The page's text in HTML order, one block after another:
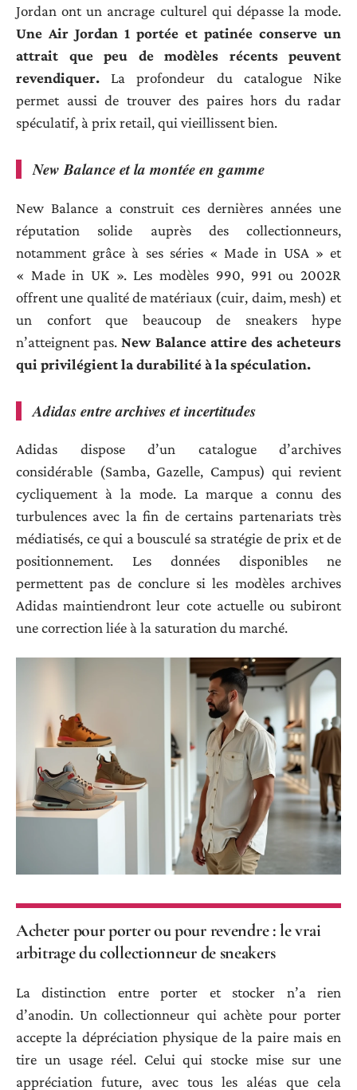
Jordan ont un ancrage culturel qui dépasse la mode.
Une Air Jordan 1 portée et patinée conserve un
attrait que peu de modèles récents peuvent
revendiquer. La profondeur du catalogue Nike
permet aussi de trouver des paires hors du radar
spéculatif, à prix retail, qui vieillissent bien.
New Balance et la montée en gamme
New Balance a construit ces dernières années une
réputation solide auprès des collectionneurs,
notamment grâce à ses séries « Made in USA » et
« Made in UK ». Les modèles 990, 991 ou 2002R
offrent une qualité de matériaux (cuir, daim, mesh) et
un confort que beaucoup de sneakers hype
n’atteignent pas.New Balance attire des acheteurs
qui privilégient la durabilité à la spéculation.
Adidas entre archives et incertitudes
Adidas dispose d’un catalogue d’archives
considérable (Samba, Gazelle, Campus) qui revient
cycliquement à la mode. La marque a connu des
turbulences avec la fin de certains partenariats très
médiatisés, ce qui a bousculé sa stratégie de prix et de
positionnement. Les données disponibles ne
permettent pas de conclure si les modèles archives
Adidas maintiendront leur cote actuelle ou subiront
une correction liée à la saturation du marché.
Acheter pour porter ou pour revendre : le vrai
arbitrage du collectionneur de sneakers
La distinction entre porter et stocker n’a rien
d’anodin. Un collectionneur qui achète pour porter
accepte la dépréciation physique de la paire mais en
tire un usage réel. Celui qui stocke mise sur une
appréciation future, avec tous les aléas que cela